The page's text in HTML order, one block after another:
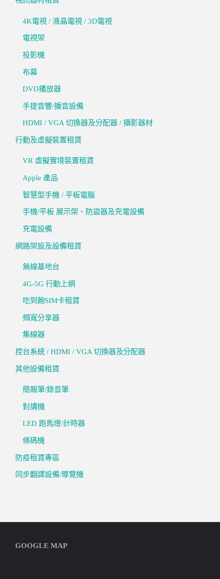
4K電視 / 液晶電視 / 3D電視
電視架
投影機
布幕
DVD播放器
手提音響/擴音設備
HDMI / VGA 切換器及分配器 / 攝影器材
行動及虛擬裝置租賃
VR 虛擬實境裝置租賃
Apple 產品
智慧型手機 / 平板電腦
手機/平板 展示架、防盜器及充電設備
充電設備
網路架設及設備租賃
無線基地台
4G-5G 行動上網
吃到飽SIM卡租賃
頻寬分享器
集線器
控台系統 / HDMI / VGA 切換器及分配器
其他設備租賃
簡報筆/錄音筆
對講機
LED 跑馬燈/計時器
條碼機
防疫租賃專區
同步翻譯設備/導覽機
GOOGLE MAP